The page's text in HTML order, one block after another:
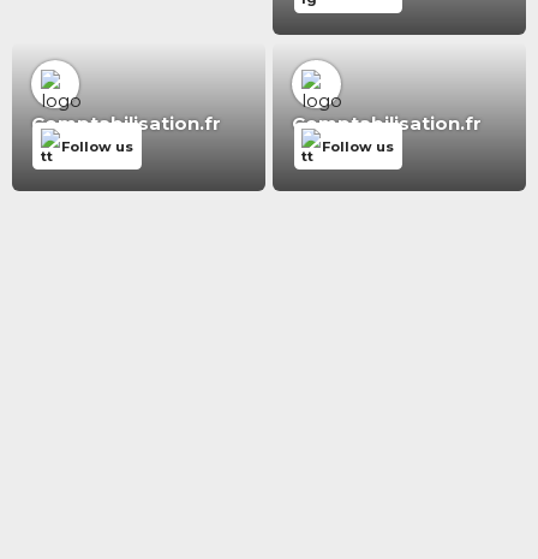
Comptabilisation.fr
Follow us
Comptabilisation.fr
Follow us